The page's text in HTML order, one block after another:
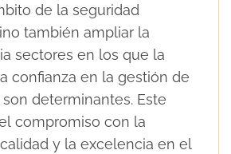
de la seguridad
también ampliar la
sectores en los que la
confianza en la gestión de
determinantes. Este
compromiso con la
y la excelencia en el